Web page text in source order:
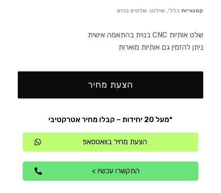
קטגוריות כללי, שילוט, שלטים בנוים
שלט אותיות CNC בנוית בהתאמה אישית
ניתן להזמין גם אותיות מוארות
הצעת מחיר
*מעל 20 יחידות – קבלו מחיר אטרקטיבי
הצעת מחיר בוואטסאפ
התקשרו עכשיו >